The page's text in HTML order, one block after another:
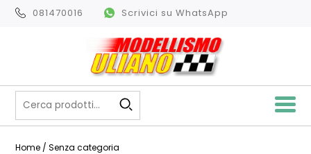
081470016 Scrivici su WhatsApp
Home / Senza categoria